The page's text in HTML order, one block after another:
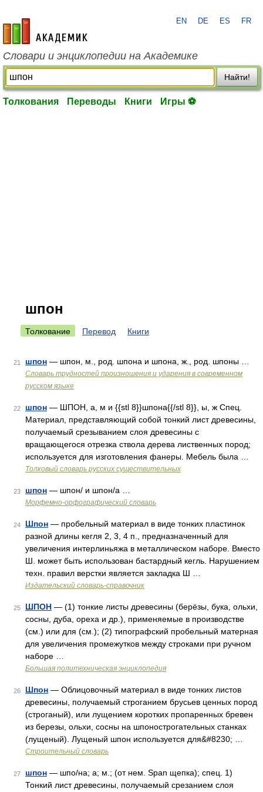
academic.ru
EN DE ES FR
Словари и энциклопедии на Академике
Найти!
Толкования Переводы Книги Игры ⚽
шпон
Толкование Перевод Книги
21 шпон — шпон, м., род. шпона и шпона, ж., род. шпоны …
Словарь трудностей произношения и ударения в современном
русском языке
22 шпон — ШПОН, а, м и {{stl 8}}шпона{{/stl 8}}, ы, ж Спец.
Материал, представляющий собой тонкий лист древесины,
получаемый срезыванием слоя древесины с
вращающегося отрезка ствола дерева лиственных пород;
используется для изготовления фанеры. Мебель была …
Толковый словарь русских существительных
23 шпон — шпон/ и шпон/а …
Морфемно-орфографический словарь
24 Шпон — пробельный материал в виде тонких пластинок
разной длины кегля 2, 3, 4 п., предназначенный для
увеличения интерлиньяжа в металлическом наборе. Вместо
Ш. может быть использован бастардный кегль. Нарушением
техн. правил верстки является закладка Ш …
Издательский словарь-справочник
25 ШПОН — (1) тонкие листы древесины (берёзы, бука, ольхи,
сосны, дуба, ореха и др.), применяемые в производстве
(см.) или для (см.); (2) типографский пробельный матерная
для увеличения промежутков между строками при ручном
наборе …
Большая политехническая энциклопедия
26 Шпон — Облицовочный материал в виде тонких листов
древесины, получаемый строганием брусьев ценных пород
(строганый), или лущением коротких пропаренных бревен
из березы, ольхи, сосны на шпонострогательных станках
(лущеный). Лущеный шпон используется для&#8230; …
Строительный словарь
27 шпон — шпо/на; а; м.; (от нем. Span щепка); спец. 1)
Тонкий лист древесины, получаемый срезанием слоя